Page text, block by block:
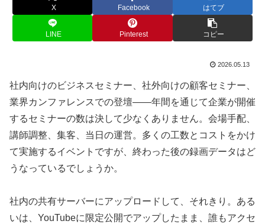
X Facebook はてブ
LINE Pinterest コピー
2026.05.13
社内向けのビジネスセミナー、社外向けの顧客セミナー、
業界カンファレンスでの登壇——年間を通じて企業が開催
するセミナーの数は決して少なくありません。会場手配、
講師調整、集客、当日の運営。多くの工数とコストをかけ
て実施するイベントですが、終わった後の録画データはど
うなっているでしょうか。
社内の共有サーバーにアップロードして、それきり。ある
いは、YouTubeに限定公開でアップしたまま、誰もアクセ